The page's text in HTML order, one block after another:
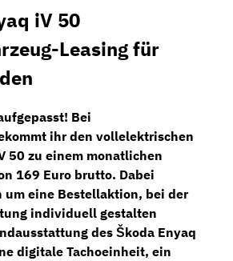
iV 50
Leasing für
Bei
ihr den vollelektrischen
50 zu einem monatlichen
169 Euro brutto. Dabei
um eine Bestellaktion, bei der
individuell gestalten
des Škoda Enyaq
digitale Tachoeinheit, ein